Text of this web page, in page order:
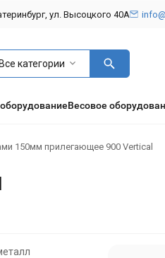
ул. Высоцкого 40А
категории
Весовое
150мм прилегающее 900 Vertical